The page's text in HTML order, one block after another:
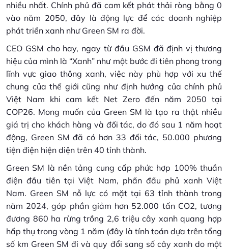
nhiều nhất. Chính phủ đã cam kết phát thải ròng bằng 0
vào năm 2050, đây là động lực để các doanh nghiệp
phát triển xanh như Green SM ra đời.
CEO GSM cho hay, ngay từ đầu GSM đã định vị thương
hiệu của mình là “Xanh” như một bước đi tiên phong trong
lĩnh vực giao thông xanh, việc này phù hợp với xu thế
chung của thế giới cũng như định hướng của chính phủ
Việt Nam khi cam kết Net Zero đến năm 2050 tại
COP26. Mong muốn của Green SM là tạo ra thật nhiều
giá trị cho khách hàng và đối tác, do đó sau 1 năm hoạt
động, Green SM đã có hơn 33 đối tác, 50.000 phương
tiện điện hiện diện trên 40 tỉnh thành.
Green SM là nền tảng cung cấp phức hợp 100% thuần
điện đầu tiên tại Việt Nam, phấn đấu phủ xanh Việt
Nam. Green SM nỗ lực có mặt tại 63 tỉnh thành trong
năm 2024, góp phần giảm hơn 52.000 tấn CO2, tương
đương 860 ha rừng trồng 2,6 triệu cây xanh quang hợp
hấp thụ trong vòng 1 năm (đây là tính toán dựa trên tổng
số km Green SM đi và quy đổi sang số cây xanh do một